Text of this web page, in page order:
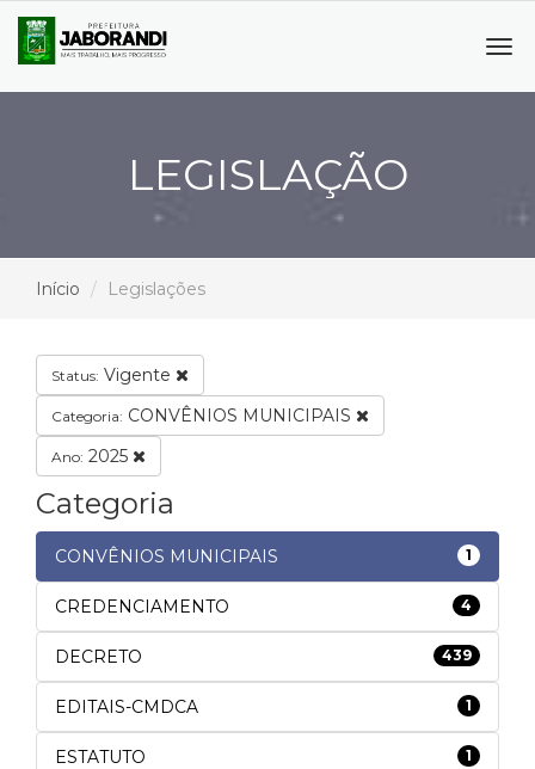
LEGISLAÇÃO
Início Legislações
Status: Vigente
Categoria: CONVÊNIOS MUNICIPAIS
Ano: 2025
Categoria
CONVÊNIOS MUNICIPAIS 1
CREDENCIAMENTO 4
DECRETO 439
EDITAIS-CMDCA 1
ESTATUTO 1